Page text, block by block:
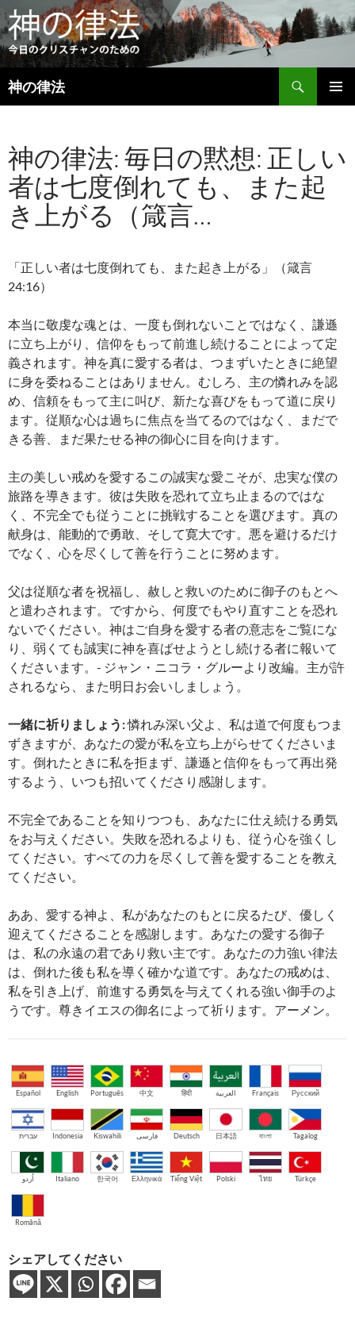
神の律法
検
索
ン
ツ
へ
ス
キ
ッ
神の律法: 毎日の黙想: 正しい
者は七度倒れても、また起
き上がる（箴言…
「正しい者は七度倒れても、また起き上がる」（箴言
24:16）
本当に敬虔な魂とは、一度も倒れないことではなく、謙遜
に立ち上がり、信仰をもって前進し続けることによって定
義されます。神を真に愛する者は、つまずいたときに絶望
に身を委ねることはありません。むしろ、主の憐れみを認
め、信頼をもって主に叫び、新たな喜びをもって道に戻り
ます。従順な心は過ちに焦点を当てるのではなく、まだで
きる善、まだ果たせる神の御心に目を向けます。
主の美しい戒めを愛するこの誠実な愛こそが、忠実な僕の
旅路を導きます。彼は失敗を恐れて立ち止まるのではな
く、不完全でも従うことに挑戦することを選びます。真の
献身は、能動的で勇敢、そして寛大です。悪を避けるだけ
でなく、心を尽くして善を行うことに努めます。
父は従順な者を祝福し、赦しと救いのために御子のもとへ
と遣わされます。ですから、何度でもやり直すことを恐れ
ないでください。神はご自身を愛する者の意志をご覧にな
り、弱くても誠実に神を喜ばせようとし続ける者に報いて
くださいます。- ジャン・ニコラ・グルーより改編。主が許
されるなら、また明日お会いしましょう。
一緒に祈りましょう:憐れみ深い父よ、私は道で何度もつま
ずきますが、あなたの愛が私を立ち上がらせてくださいま
す。倒れたときに私を拒まず、謙遜と信仰をもって再出発
するよう、いつも招いてくださり感謝します。
不完全であることを知りつつも、あなたに仕え続ける勇気
をお与えください。失敗を恐れるよりも、従う心を強くし
てください。すべての力を尽くして善を愛することを教え
てください。
ああ、愛する神よ、私があなたのもとに戻るたび、優しく
迎えてくださることを感謝します。あなたの愛する御子
は、私の永遠の君であり救い主です。あなたの力強い律法
は、倒れた後も私を導く確かな道です。あなたの戒めは、
私を引き上げ、前進する勇気を与えてくれる強い御手のよ
うです。尊きイエスの御名によって祈ります。アーメン。
Español English Português 中文 हिंदी العربية Français Русский
עברית Indonesia Kiswahili فارسی Deutsch 日本語 বাংলা Tagalog
اُردو Italiano 한국어 Ελληνικά Tiếng Việt Polski ไทย Türkçe
Română
シェアしてください